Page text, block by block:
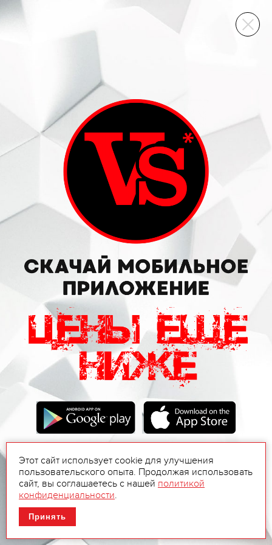
ВИННЫЙ СКЛАД
Этот сайт использует cookie для улучшения
пользовательского опыта. Продолжая использовать
сайт, вы соглашаетесь с нашей политикой
конфиденциальности.
Принять